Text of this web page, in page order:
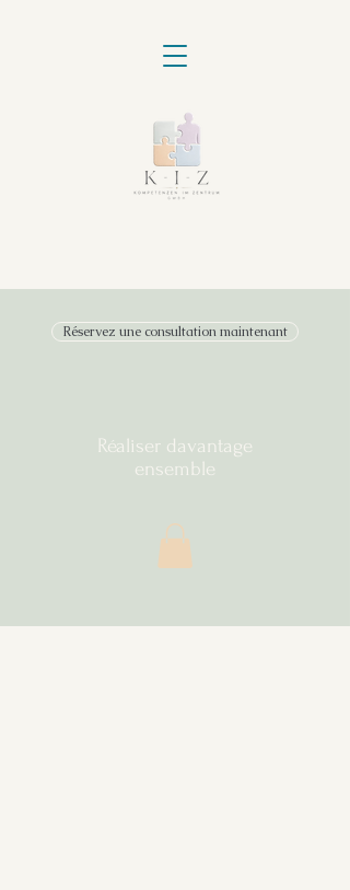
Réservez une consultation maintenant
Réaliser davantage
ensemble